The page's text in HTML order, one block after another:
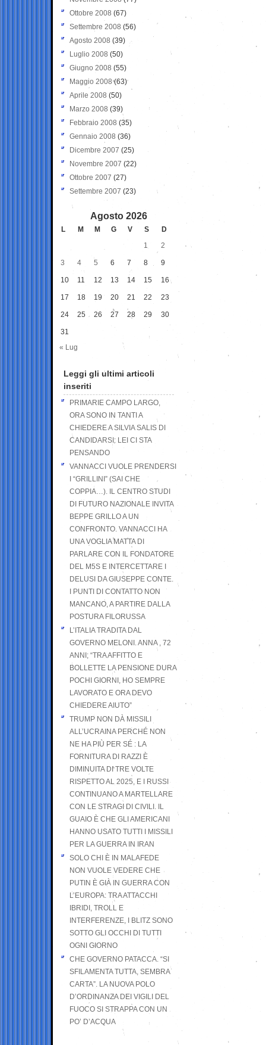
Ottobre 2008 (67)
Settembre 2008 (56)
Agosto 2008 (39)
Luglio 2008 (50)
Giugno 2008 (55)
Maggio 2008(63)
Aprile 2008 (50)
Marzo 2008 (39)
Febbraio 2008 (35)
Gennaio 2008 (36)
Dicembre 2007 (25)
Novembre 2007 (22)
Ottobre 2007 (27)
Settembre 2007 (23)
Agosto 2026
L M M G V S
D
1
2
3 4 5 6 7 8 9
10 11 12 13 14 15 16
17 18 19 20 21 22 23
24 25 26 27 28 29 30
31
« Lug
Leggi gli ultimi articoli
inseriti
PRIMARIE CAMPO LARGO,
ORA SONO IN TANTI A
CHIEDERE A SILVIA SALIS DI
CANDIDARSI: LEI CI STA
PENSANDO
VANNACCI VUOLE PRENDERSI
I “GRILLINI” (SAI CHE
COPPIA…). IL CENTRO STUDI
DI FUTURO NAZIONALE INVITA
BEPPE GRILLO A UN
CONFRONTO. VANNACCI HA
UNA VOGLIA MATTA DI
PARLARE CON IL FONDATORE
DEL M5S E INTERCETTARE I
DELUSI DA GIUSEPPE CONTE.
I PUNTI DI CONTATTO NON
MANCANO, A PARTIRE DALLA
POSTURA FILORUSSA
L’ITALIA TRADITA DAL
GOVERNO MELONI. ANNA , 72
ANNI; “TRA AFFITTO E
BOLLETTE LA PENSIONE DURA
POCHI GIORNI, HO SEMPRE
LAVORATO E ORA DEVO
CHIEDERE AIUTO”
TRUMP NON DÀ MISSILI
ALL’UCRAINA PERCHÉ NON
NE HA PIÙ PER SÉ : LA
FORNITURA DI RAZZI È
DIMINUITA DI TRE VOLTE
RISPETTO AL 2025, E I RUSSI
CONTINUANO A MARTELLARE
CON LE STRAGI DI CIVILI. IL
GUAIO È CHE GLI AMERICANI
HANNO USATO TUTTI I MISSILI
PER LA GUERRA IN IRAN
SOLO CHI È IN MALAFEDE
NON VUOLE VEDERE CHE
PUTIN È GIÀ IN GUERRA CON
L’EUROPA: TRA ATTACCHI
IBRIDI, TROLL E
INTERFERENZE, I BLITZ SONO
SOTTO GLI OCCHI DI TUTTI
OGNI GIORNO
CHE GOVERNO PATACCA. “SI
SFILAMENTA TUTTA, SEMBRA
CARTA”. LA NUOVA POLO
D’ORDINANZA DEI VIGILI DEL
FUOCO SI STRAPPA CON UN
PO’ D’ACQUA